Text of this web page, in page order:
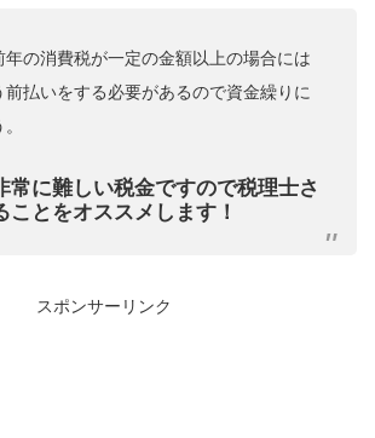
年の消費税が一定の金額以上の場合には
前払いをする必要があるので資金繰りに
常に難しい税金ですので税理士さ
ことをオススメします！
スポンサーリンク